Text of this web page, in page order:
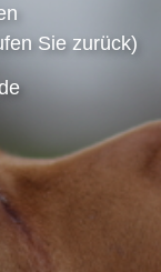
Sie zurück)